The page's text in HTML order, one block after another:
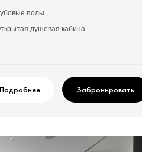
полы
душевая кабина
Подробнее Забронировать